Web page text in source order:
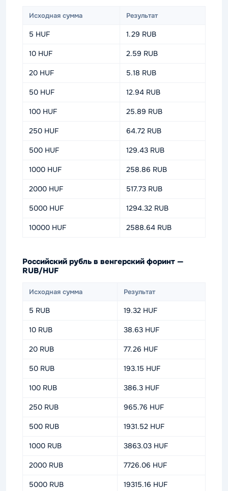
Исходная сумма Результат
5 HUF 1.29 RUB
10 HUF 2.59 RUB
20 HUF 5.18 RUB
50 HUF 12.94 RUB
100 HUF 25.89 RUB
250 HUF 64.72 RUB
500 HUF 129.43 RUB
1000 HUF 258.86 RUB
2000 HUF 517.73 RUB
5000 HUF 1294.32 RUB
10000 HUF 2588.64 RUB
Российский рубль в венгерский форинт —
RUB/HUF
Исходная сумма Результат
5 RUB 19.32 HUF
10 RUB 38.63 HUF
20 RUB 77.26 HUF
50 RUB 193.15 HUF
100 RUB 386.3 HUF
250 RUB 965.76 HUF
500 RUB 1931.52 HUF
1000 RUB 3863.03 HUF
2000 RUB 7726.06 HUF
5000 RUB 19315.16 HUF